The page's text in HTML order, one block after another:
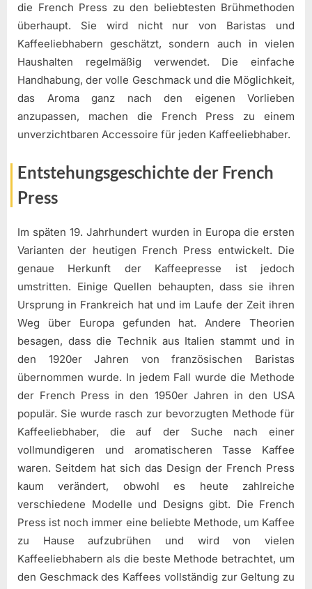
die French Press zu den beliebtesten Brühmethoden
überhaupt. Sie wird nicht nur von Baristas und
Kaffeeliebhabern geschätzt, sondern auch in vielen
Haushalten regelmäßig verwendet. Die einfache
Handhabung, der volle Geschmack und die Möglichkeit,
das Aroma ganz nach den eigenen Vorlieben
anzupassen, machen die French Press zu einem
unverzichtbaren Accessoire für jeden Kaffeeliebhaber.
Entstehungsgeschichte der French
Press
Im späten 19. Jahrhundert wurden in Europa die ersten
Varianten der heutigen French Press entwickelt. Die
genaue Herkunft der Kaffeepresse ist jedoch
umstritten. Einige Quellen behaupten, dass sie ihren
Ursprung in Frankreich hat und im Laufe der Zeit ihren
Weg über Europa gefunden hat. Andere Theorien
besagen, dass die Technik aus Italien stammt und in
den 1920er Jahren von französischen Baristas
übernommen wurde. In jedem Fall wurde die Methode
der French Press in den 1950er Jahren in den USA
populär. Sie wurde rasch zur bevorzugten Methode für
Kaffeeliebhaber, die auf der Suche nach einer
vollmundigeren und aromatischeren Tasse Kaffee
waren. Seitdem hat sich das Design der French Press
kaum verändert, obwohl es heute zahlreiche
verschiedene Modelle und Designs gibt. Die French
Press ist noch immer eine beliebte Methode, um Kaffee
zu Hause aufzubrühen und wird von vielen
Kaffeeliebhabern als die beste Methode betrachtet, um
den Geschmack des Kaffees vollständig zur Geltung zu